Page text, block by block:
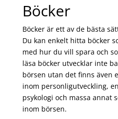
Böcker
Böcker är ett av de bästa
Du kan enkelt hitta böcker
med hur du vill spara och
läsa böcker utvecklar inte
börsen utan det finns även
inom personligutveckling,
psykologi och massa annat
inom börsen.